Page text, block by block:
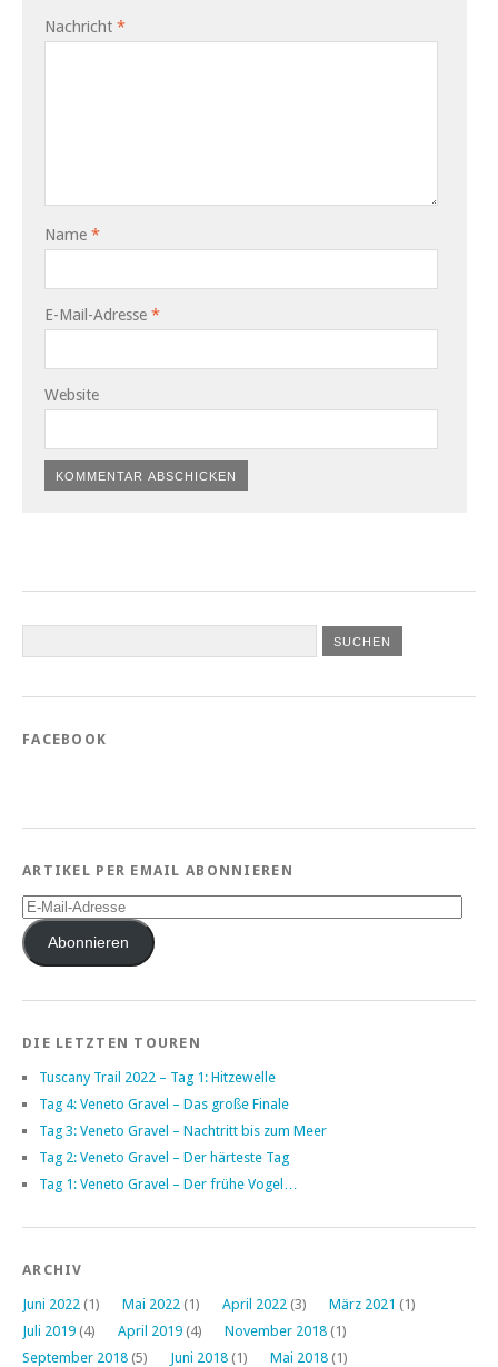
Nachricht *
Name *
E-Mail-Adresse *
Website
FACEBOOK
ARTIKEL PER EMAIL ABONNIEREN
E-
Mail-
AdresseAbonnieren
DIE LETZTEN TOUREN
Tuscany Trail 2022 – Tag 1: Hitzewelle
Tag 4: Veneto Gravel – Das große Finale
Tag 3: Veneto Gravel – Nachtritt bis zum Meer
Tag 2: Veneto Gravel – Der härteste Tag
Tag 1: Veneto Gravel – Der frühe Vogel…
ARCHIV
Juni 2022 (1) Mai 2022 (1) April 2022 (3) März 2021 (1)
Juli 2019 (4) April 2019 (4) November 2018 (1)
September 2018 (5) Juni 2018 (1) Mai 2018 (1)